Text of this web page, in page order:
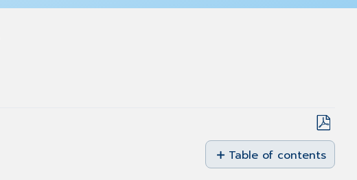
Save
as
PDF
Table of contents